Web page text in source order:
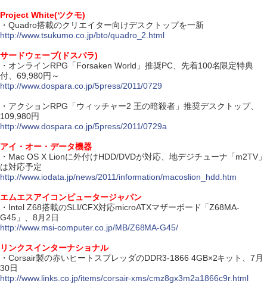
Project White(ツクモ)
・Quadro搭載のクリエイター向けデスクトップを一新
http://www.tsukumo.co.jp/bto/quadro_2.html
サードウェーブ(ドスパラ)
・オンラインRPG「Forsaken World」推奨PC、先着100名限定特典
付、69,980円～
http://www.dospara.co.jp/5press/2011/0729
・アクションRPG「ウィッチャー2 王の暗殺者」推奨デスクトップ、
109,980円
http://www.dospara.co.jp/5press/2011/0729a
アイ・オー・データ機器
・Mac OS X Lionに外付けHDD/DVDが対応、地デジチューナ「m2TV」
は対応予定
http://www.iodata.jp/news/2011/information/macoslion_hdd.htm
エムエスアイコンピュータージャパン
・Intel Z68搭載のSLI/CFX対応microATXマザーボード「Z68MA-
G45」、8月2日
http://www.msi-computer.co.jp/MB/Z68MA-G45/
リンクスインターナショナル
・Corsair製の赤いヒートスプレッダのDDR3-1866 4GB×2キット、7月
30日
http://www.links.co.jp/items/corsair-xms/cmz8gx3m2a1866c9r.html